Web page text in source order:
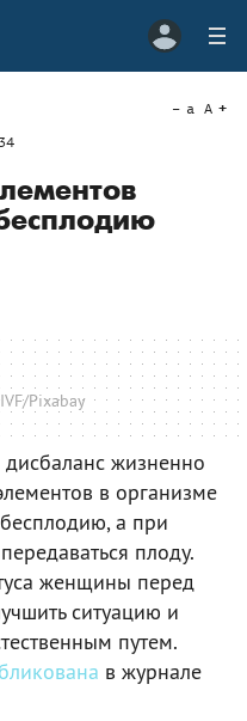
a A
Pixabay
жизненно
в организме
а при
плоду.
женщины перед
ситуацию и
путем.
в журнале